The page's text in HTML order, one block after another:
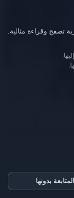
تصفح وقراءة مثالية.
المتابعة بدونها